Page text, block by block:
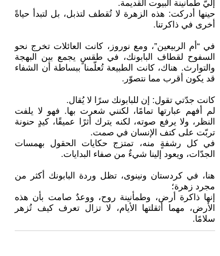
إليّ طمأنينة البيوت القديمة.
حينها أدركت: هذه الزهرة لا تُقطف لتذبل، بل لتبدأ حياةً
أخرى في ذاكرتنا.
في “أم الربيعين”، ومع نوروز، كانت العائلات تخرج نحو
السفوح لقطاف البابونك، في طقسٍ يجمع بين البهجة
والتوارث. هناك، كانت الطبيعة تُعلّمنا ببساطة أن الشفاء
قد يكون أقرب مما نتصوّر.
كانت جدّتي تقول: إن للبابونك سرًا لا يُقال.
لم أفهم عبارتها تمامًا، لكنني شعرت بها. فهو لا يلفت
النظر، ولا يرفع صوته، لكنه يترك أثرًا عميقًا، كيدٍ حنونة
تربّت على كتف الإنسان في صمت.
في كل رشفةٍ منه، تمتزج حكايات الحقول بهمسات
الجدّات، ويعود إلينا شيءٌ من صفاء البدايات.
هنا، في كردستان ونينوى، تظل وردة البابونك أكثر من
مجرد زهرة؛
إنها ذاكرة أرض، وطمأنينة روح، ووعدٌ صامت بأن هذه
الأرض، مهما أثقلتها الأيام، لا تزال تعرف كيف تُزهر
سلامًا.